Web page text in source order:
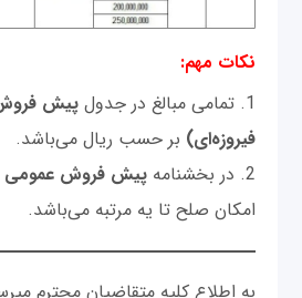
نکات مهم:
1. تمامی مبالغ در جدول
پیش
فیروزه‌ای) بر حسب ریال می‌باشد.
2. در بخشنامه
پیش فروش عمومی
امکان صلح تا یه مرتبه می‌باشد.
به اطلاع کلیه متقاضیان محترم